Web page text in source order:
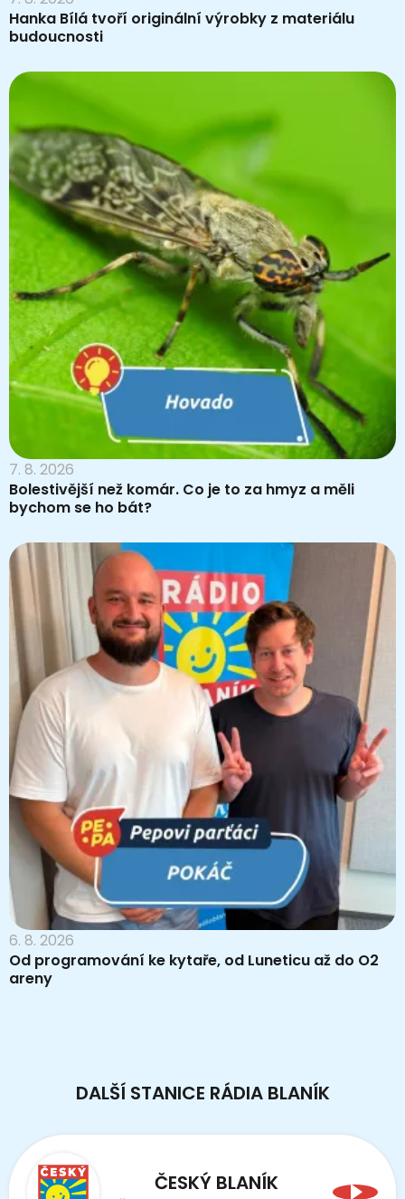
Hanka Bílá tvoří originální výrobky z materiálu
budoucnosti
7. 8. 2026
Bolestivější než komár. Co je to za hmyz a měli
bychom se ho bát?
6. 8. 2026
Od programování ke kytaře, od Luneticu až do O2
areny
DALŠÍ STANICE RÁDIA BLANÍK
ČESKÝ BLANÍK